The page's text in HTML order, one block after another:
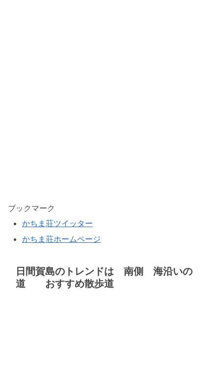
ブックマーク
かちま荘ツイッター
かちま荘ホームページ
日間賀島のトレンドは 南側 海沿いの
道 おすすめ散歩道